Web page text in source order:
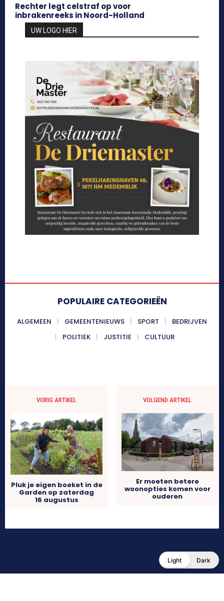
Rechter legt celstraf op voor
inbrakenreeks in Noord-Holland
UW LOGO HIER
POPULAIRE CATEGORIEËN
ALGEMEEN GEMEENTENIEUWS SPORT
BEDRIJVEN
POLITIEK
JUSTITIE CULTUUR
VORIG ARTIKEL
Pluk je eigen boeket in de
Garden op zaterdag
16 augustus
VOLGEND ARTIKEL
Er moeten betere
woonopties komen voor
ouderen
Light Dark